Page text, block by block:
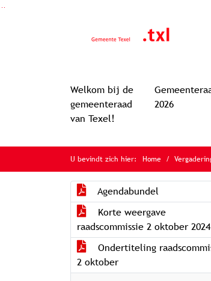
Welkom bij de
gemeenteraad
van Texel!
2026
U bevindt zich hier: Home
Agendabundel
Korte weergave
raadscommissie 2 oktober 2024
Ondertiteling
2 oktober